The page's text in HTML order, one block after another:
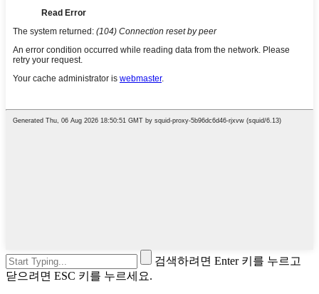
검색하려면 Enter 키를 누르고
닫으려면 ESC 키를 누르세요.